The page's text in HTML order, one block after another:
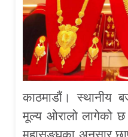
काठमाडौं। स्थानीय
मूल्य ओरालो लागेको
महासङ्घका अनुसार